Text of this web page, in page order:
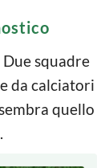
Due squadre
da calciatori
quello